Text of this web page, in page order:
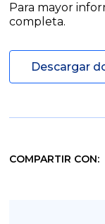
Para mayor
completa.
Descargar
COMPARTIR CON: